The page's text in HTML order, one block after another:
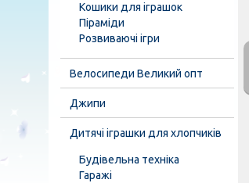
660-S 46
Кошики для іграшок
Піраміди
Розвиваючі ігри
Велосипеди Великий опт
Джипи
Дитячі іграшки для хлопчиків
Будівельна техніка
Гаражі